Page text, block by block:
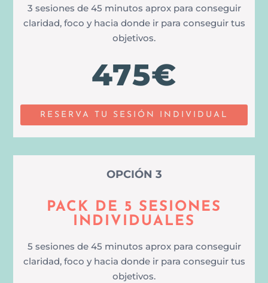
3 sesiones de 45 minutos aprox para conseguir
claridad, foco y hacia donde ir para conseguir tus
objetivos.
475€
RESERVA TU SESIÓN INDIVIDUAL
OPCIÓN 3
PACK DE 5 SESIONES
INDIVIDUALES
5 sesiones de 45 minutos aprox para conseguir
claridad, foco y hacia donde ir para conseguir tus
objetivos.